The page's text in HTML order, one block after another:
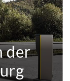
der